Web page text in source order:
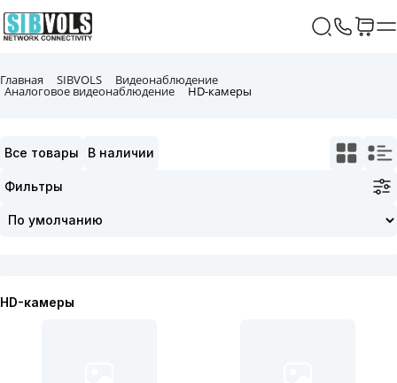
Главная SIBVOLS Видеонаблюдение
Аналоговое видеонаблюдение HD-камеры
Все товары В наличии
Фильтры
HD-камеры